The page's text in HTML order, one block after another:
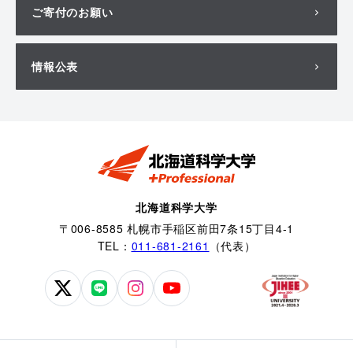
ご寄付のお願い
情報公表
北海道科学大学
〒006-8585 札幌市手稲区前田7条15丁目4-1
TEL： 011-681-2161 （代表）
北
北
北
北